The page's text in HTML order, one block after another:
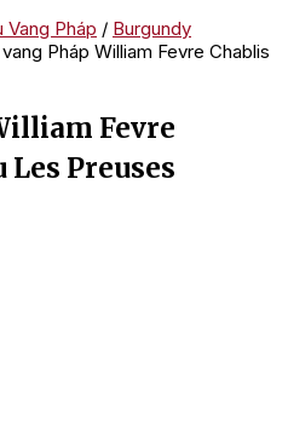
Vang Pháp / Burgundy
Pháp William Fevre Chablis
Fevre
Les Preuses